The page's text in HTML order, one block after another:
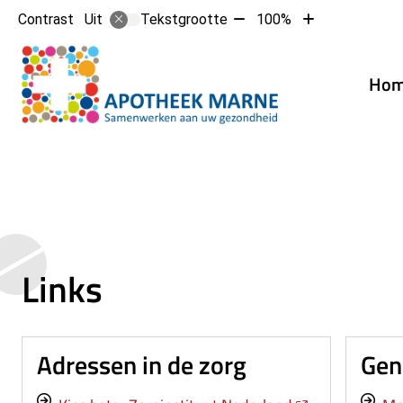
Contrast Uit Tekstgrootte Tekst100%
Tekst
Links
Adressen in de zorg